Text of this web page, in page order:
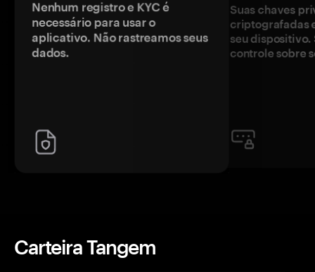
Nenhum registro e KYC é
necessário para usar o
aplicativo. Não rastreamos seus
dados.
Suas chaves
criptografadas
seu dispositivo.
controle sobre
Carteira Tangem